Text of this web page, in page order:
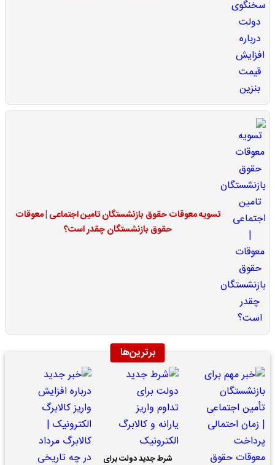
تسویه معوقات حقوق بازنشستگان تامین اجتماعی | معوقات
حقوق بازنشستگان چقدر است؟
برترین‌ها
شرط جدید دولت برای